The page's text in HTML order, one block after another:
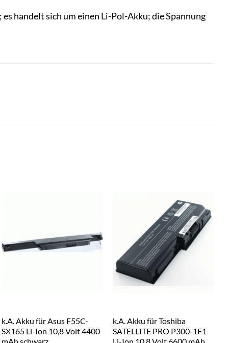
handelt sich um einen Li-Pol-Akku; die Spannung
k.A. Akku für Asus F55C-
SX165 Li-Ion 10,8 Volt 4400
k.A. Akku für Toshiba
SATELLITE PRO P300-1F1